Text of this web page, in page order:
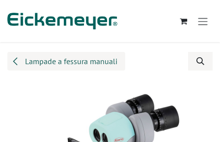
Lampade a fessura manuali